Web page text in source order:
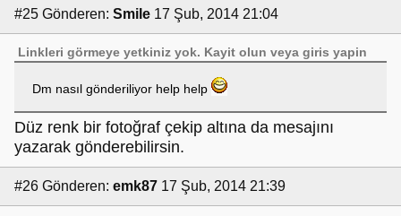
#25 Gönderen: Smile 17 Şub, 2014 21:04
Linkleri görmeye yetkiniz yok. Kayit olun veyagiris yapin
Dm nasıl gönderiliyor help help
Düz renk bir fotoğraf çekip altına da mesajını
yazarak gönderebilirsin.
#26 Gönderen: emk87 17 Şub, 2014 21:39